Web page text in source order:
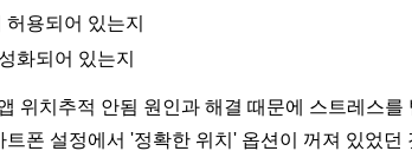
용되어 있는지
화되어 있는지
위치추적 안됨 원인과 해결 때문에 스트레스
폰 설정에서 '정확한 위치' 옵션이 꺼져 있었